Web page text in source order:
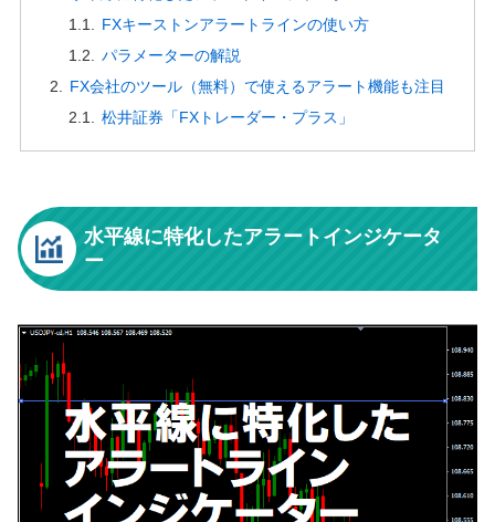
FXキーストンアラートラインの使い方
パラメーターの解説
FX会社のツール（無料）で使えるアラート機能も注目
松井証券「FXトレーダー・プラス」
水平線に特化したアラートインジケータ
ー